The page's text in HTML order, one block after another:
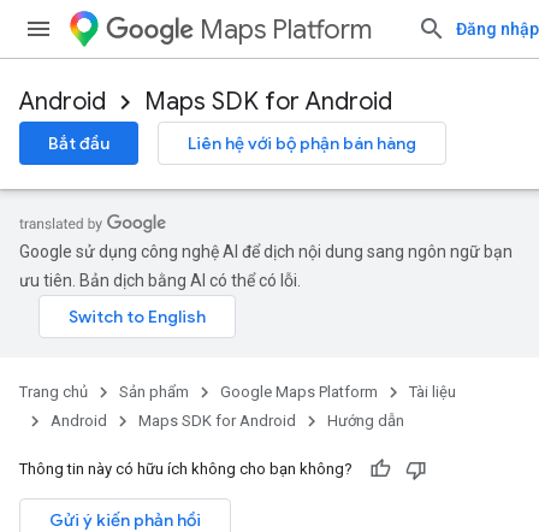
Maps Platform Đăng nhập
Android Maps SDK for Android
Bắt đầu Liên hệ với bộ phận bán hàng
Google sử dụng công nghệ AI để dịch nội dung sang ngôn ngữ bạn
ưu tiên. Bản dịch bằng AI có thể có lỗi.
Trang chủ Sản phẩm Google Maps Platform
Tài liệu
Android
Maps SDK for Android Hướng dẫn
Thông tin này có hữu ích không cho bạn không?
Gửi ý kiến phản hồi